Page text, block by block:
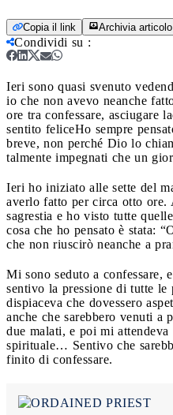
Copia il link Archivia articolo
Condividi su :
Ieri sono quasi svenuto
io che non avevo neanche
ore tra confessare, asciugare
sentito feliceHo sempre
breve, non perché Dio lo
talmente impegnati che un
Ieri ho iniziato alle sette del
averlo fatto per circa otto ore.
sagrestia e ho visto tutte
cosa che ho pensato è stata:
che non riuscirò neanche a
Mi sono seduto a confessare,
sentivo la pressione di tutte le
dispiaceva che dovessero
anche che sarebbero venuti a
due malati, e poi mi
spirituale… Sentivo che
finito di confessare.